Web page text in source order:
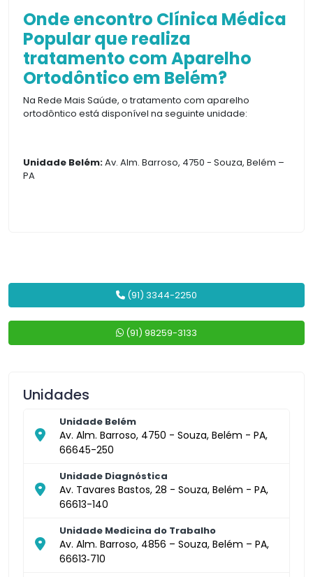
Onde encontro Clínica Médica
Popular que realiza
tratamento com Aparelho
Ortodôntico em Belém?
Na Rede Mais Saúde, o tratamento com aparelho
ortodôntico está disponível na seguinte unidade:
Unidade Belém:Av. Alm. Barroso, 4750 - Souza, Belém –
PA
(91) 3344-2250
(91) 98259-3133
Unidades
Unidade Belém
Av. Alm. Barroso, 4750 - Souza, Belém - PA,
66645-250
Unidade Diagnóstica
Av. Tavares Bastos, 28 - Souza, Belém - PA,
66613-140
Unidade Medicina do Trabalho
Av. Alm. Barroso, 4856 – Souza, Belém – PA,
66613‑710